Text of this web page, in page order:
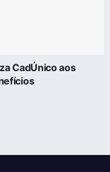
CadÚnico aos